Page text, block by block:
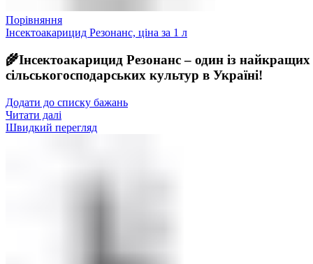
Порівняння
Інсектоакарицид Резонанс, ціна за 1 л
🌾Інсектоакарицид Резонанс – один із найкращих
сільськогосподарських культур в Україні!
Додати до списку бажань
Читати далі
Швидкий перегляд